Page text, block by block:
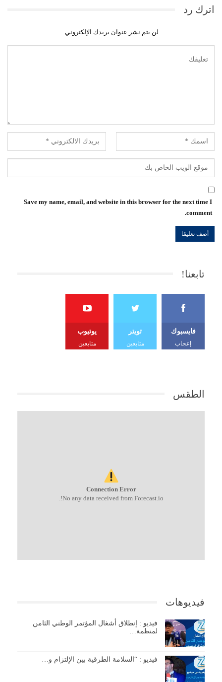
اترك رد
لن يتم نشر عنوان بريدك الإلكتروني.
Save my name, email, and website in this browser for the next time I
comment.
تابعنا!
فايسبوك
إعجاب
تويتر
متابعين
يوتيوب
متابعين
الطقس
Connection Error
No any data received from Forecast.io!.
فيديوهات
فيديو : إنطلاق أشغال المؤتمر الوطني الثامن
لمنظمة…
فيديو : “السلامة الطرقية بين الإلتزام و…